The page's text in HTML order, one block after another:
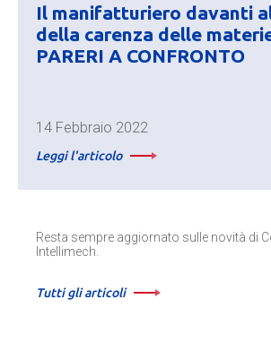
Il manifatturiero davanti
della carenza delle
PARERI A CONFRONTO
14 Febbraio 2022
Leggi l'articolo
Resta sempre aggiornato sulle novità di
Intellimech.
Tutti gli articoli